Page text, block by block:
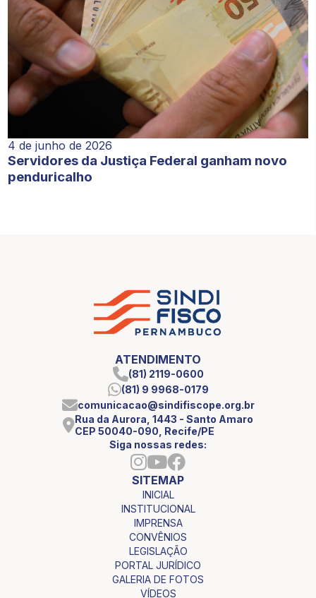
4 de junho de 2026
Servidores da Justiça Federal ganham novo
penduricalho
ATENDIMENTO
(81) 2119-0600
(81) 9 9968-0179
comunicacao@sindifiscope.org.br
Rua da Aurora, 1443 - Santo Amaro
CEP 50040-090, Recife/PE
Siga nossas redes:
SITEMAP
INICIAL
INSTITUCIONAL
IMPRENSA
CONVÊNIOS
LEGISLAÇÃO
PORTAL JURÍDICO
GALERIA DE FOTOS
VÍDEOS